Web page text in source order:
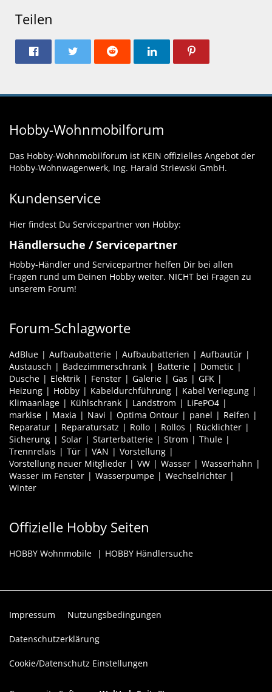
Teilen
Hobby-Wohnmobilforum
Das Hobby-Wohnmobilforum ist KEIN offizielles Angebot der
Hobby-Wohnwagenwerk, Ing. Harald Striewski GmbH.
Kundenservice
Hier findest Du Servicepartner von Hobby:
Händlersuche / Servicepartner
Hobby-Händler und Servicepartner helfen Dir bei allen
Fragen rund um Deinen Hobby weiter. NICHT bei Fragen zu
unserem Forum!
Forum-Schlagworte
AdBlue Aufbaubatterie Aufbaubatterien
Aufbautür
Austausch
Badezimmerschrank Batterie
Dometic
Dusche
Elektrik Fenster Galerie Gas
GFK
Heizung
Hobby Kabeldurchführung
Kabel Verlegung
Klimaanlage
Kühlschrank Landstrom
LiFePO4
markise
Maxia Navi Optima Ontour panel
Reifen
Reparatur
Reparatursatz Rollo Rollos
Rücklichter
Sicherung
Solar Starterbatterie Strom
Thule
Trennrelais
Tür VAN
Vorstellung
Vorstellung neuer Mitglieder
VW Wasser
Wasserhahn
Wasser im Fenster
Wasserpumpe
Wechselrichter
Winter
Offizielle Hobby Seiten
HOBBY Wohnmobile HOBBY Händlersuche
Impressum Nutzungsbedingungen
Datenschutzerklärung
Cookie/Datenschutz Einstellungen